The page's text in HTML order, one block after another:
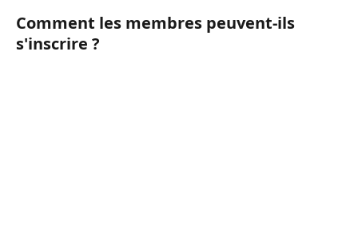
Comment les membres peuvent-ils
s'inscrire ?